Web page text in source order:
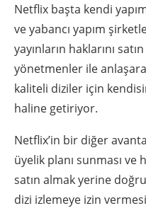
Netflix başta kendi
ve yabancı yapım
yayınların haklarını
yönetmenler ile
kaliteli diziler için
haline getiriyor.
Netflix’in bir diğer
üyelik planı sunması ve
satın almak yerine
dizi izlemeye izin